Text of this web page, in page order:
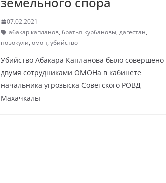
07.02.2021
абакар капланов, братья курбановы, дагестан,
новокули, омон, убийство
Убийство Абакара Капланова было совершено
двумя сотрудниками ОМОНа в кабинете
начальника угрозыска Советского РОВД
Махачкалы